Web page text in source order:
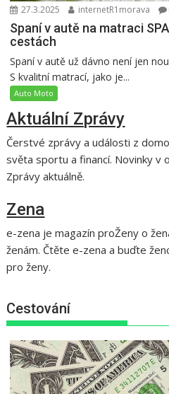
27.3.2025 internetR1morava
Spaní v autě na matraci
cestách
Spaní v autě už dávno není jen
S kvalitní matrací, jako je...
Auto Moto
Aktuální Zprávy
Čerstvé zprávy a události z
světa sportu a financí. Novinky v
Zprávy aktuálně.
Zena
e-zena je magazín proŽeny o
ženám. Čtěte e-zena a buďte
pro ženy.
Cestování